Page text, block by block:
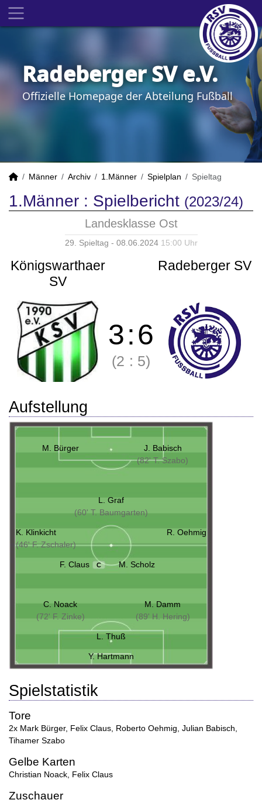
Radeberger SV e.V.
Offizielle Homepage der Abteilung Fußball
Männer Archiv 1.Männer Spielplan Spieltag
1.Männer : Spielbericht (2023/24)
Landesklasse Ost
29. Spieltag - 08.06.2024 15:00 Uhr
Königswarthaer
SV
Radeberger SV
3:6
(2 : 5)
Aufstellung
M. Bürger
J. Babisch
(82' T. Szabo)
L. Graf
(60' T. Baumgarten)
K. Klinkicht
(46' F. Zschaler)
R. Oehmig
F. Claus C M. Scholz
C. Noack
(72' F. Zinke)
M. Damm
(89' H. Hering)
L. Thuß
Y. Hartmann
Spielstatistik
Tore
2x Mark Bürger, Felix Claus Roberto Oehmig Julian Babisch
Tihamer Szabo
Gelbe Karten
Christian Noack Felix Claus
Zuschauer